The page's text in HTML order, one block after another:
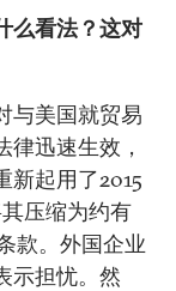
么看法？这对
与美国就贸易
迅速生效，
新起用了2015
压缩为约有
款。外国企业
示担忧。然